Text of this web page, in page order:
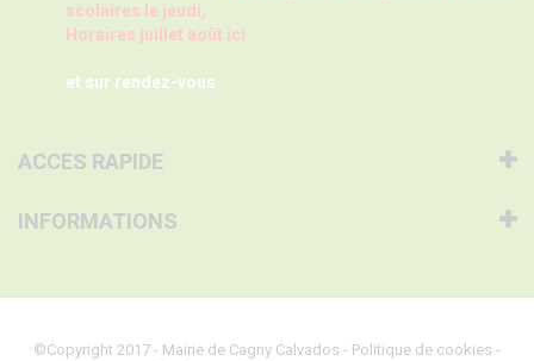
scolaires le jeudi,
Horaires juillet août ici
et sur rendez-vous
ACCES RAPIDE
INFORMATIONS
©Copyright 2017 - Mairie de Cagny Calvados - Politique de cookies -